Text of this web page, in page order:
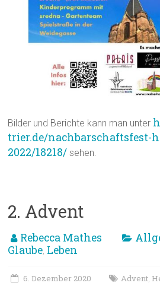
Bilder und Berichte kann man unter
trier.de/nachbarschaftsfest-
2022/18218/ sehen.
2. Advent
Rebecca Mathes
Glaube, Leben
6. Dezember 2020 Advent,